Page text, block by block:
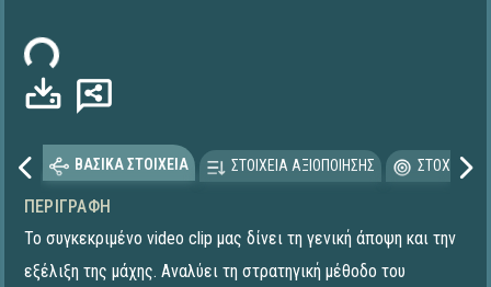
ΒΑΣΙΚΑ ΣΤΟΙΧΕΙΑ ΣΤΟΙΧΕΙΑ ΑΞΙΟΠΟΙΗΣΗΣ
ΠΕΡΙΓΡΑΦΉ
Το συγκεκριμένο video clip μας δίνει τη γενική άποψη και την
εξέλιξη της μάχης. Αναλύει τη στρατηγική μέθοδο του